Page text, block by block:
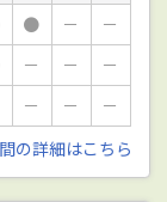
● －
－
－ －
－
－ －
－
の詳細はこちら